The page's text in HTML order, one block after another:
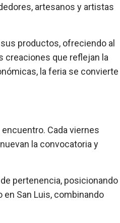
artesanos y artistas
productos, ofreciendo al
creaciones que reflejan la
la feria se convierte
Cada viernes
la convocatoria y
pertenencia, posicionando
San Luis, combinando